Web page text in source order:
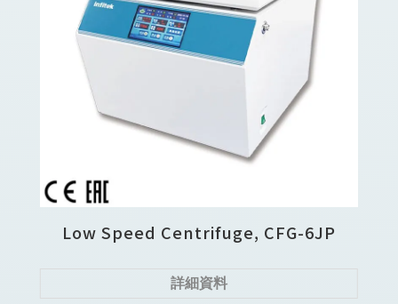
Low Speed Centrifuge, CFG-6JP
詳細資料